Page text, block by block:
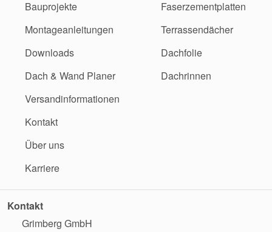
Bauprojekte
Montageanleitungen
Downloads
Dach & Wand Planer
Versandinformationen
Kontakt
Über uns
Karriere
Faserzementplatten
Terrassendächer
Dachfolie
Dachrinnen
Kontakt
Grimberg GmbH